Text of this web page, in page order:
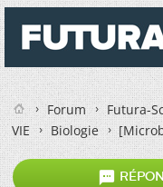
Forum
Futura-
VIE
Biologie
